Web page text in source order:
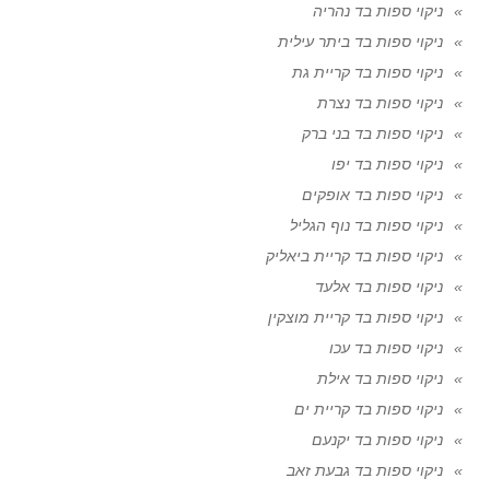
ניקוי ספות בד נהריה
ניקוי ספות בד ביתר עילית
ניקוי ספות בד קריית גת
ניקוי ספות בד נצרת
ניקוי ספות בד בני ברק
ניקוי ספות בד יפו
ניקוי ספות בד אופקים
ניקוי ספות בד נוף הגליל
ניקוי ספות בד קריית ביאליק
ניקוי ספות בד אלעד
ניקוי ספות בד קריית מוצקין
ניקוי ספות בד עכו
ניקוי ספות בד אילת
ניקוי ספות בד קריית ים
ניקוי ספות בד יקנעם
ניקוי ספות בד גבעת זאב